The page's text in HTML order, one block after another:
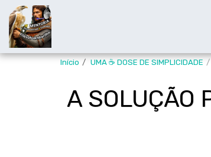
Início UMA ☕ DOSE DE SIMPLICIDADE
A SOLUÇÃO